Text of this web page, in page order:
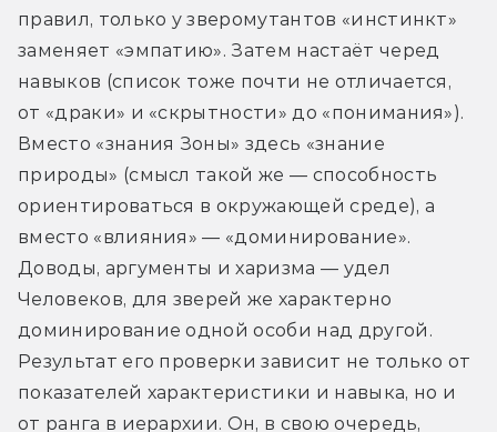
правил, только у зверомутантов «инстинкт»
заменяет «эмпатию». Затем настаёт черед
навыков (список тоже почти не отличается,
от «драки» и «скрытности» до «понимания»).
Вместо «знания Зоны» здесь «знание
природы» (смысл такой же — способность
ориентироваться в окружающей среде), а
вместо «влияния» — «доминирование».
Доводы, аргументы и харизма — удел
Человеков, для зверей же характерно
доминирование одной особи над другой.
Результат его проверки зависит не только от
показателей характеристики и навыка, но и
от ранга в иерархии. Он, в свою очередь,